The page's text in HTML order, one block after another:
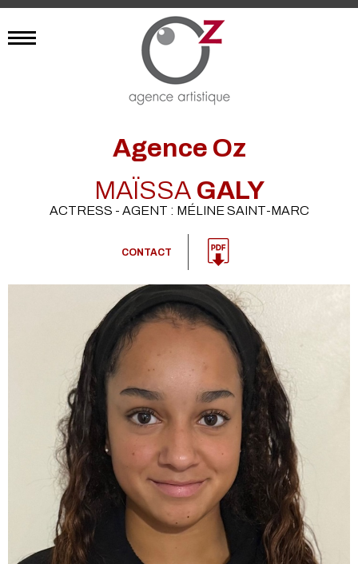
Agence Oz
MAÏSSAGALY
ACTRESS - AGENT : MÉLINE SAINT-MARC
CONTACT